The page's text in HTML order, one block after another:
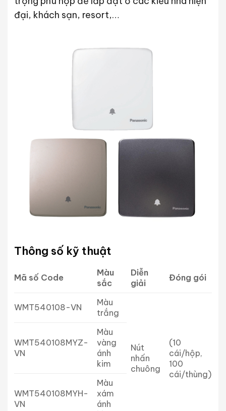
đại, khách sạn, resort,…
Thông số kỹ thuật
Mã số Code
Màu
sắc
Diễn
giải
Đóng gói
WMT540108-VN
Màu
trắng
Nút
nhấn
chuông
(10
cái/hộp,
100
cái/thùng)
WMT540108MYZ-
VN
Màu
vàng
ánh
kim
WMT540108MYH-
VN
Màu
xám
ánh